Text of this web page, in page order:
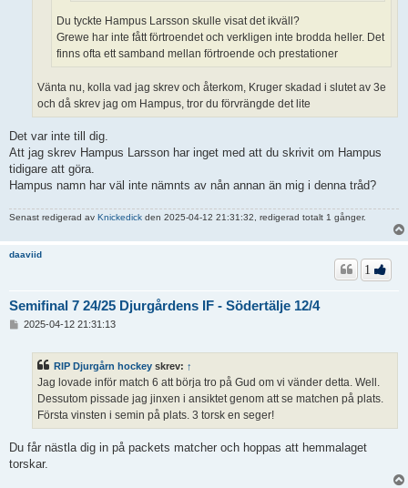
Du tyckte Hampus Larsson skulle visat det ikväll?
Grewe har inte fått förtroendet och verkligen inte brodda heller. Det
finns ofta ett samband mellan förtroende och prestationer
Vänta nu, kolla vad jag skrev och återkom, Kruger skadad i slutet av 3e
och då skrev jag om Hampus, tror du förvrängde det lite
Det var inte till dig.
Att jag skrev Hampus Larsson har inget med att du skrivit om Hampus
tidigare att göra.
Hampus namn har väl inte nämnts av nån annan än mig i denna tråd?
Senast redigerad av Knickedick den 2025-04-12 21:31:32, redigerad totalt 1 gånger.
daaviid
Semifinal 7 24/25 Djurgårdens IF - Södertälje 12/4
1
2025-04-12 21:31:13
RIP Djurgårn hockey skrev: ↑
Jag lovade inför match 6 att börja tro på Gud om vi vänder detta. Well.
Dessutom pissade jag jinxen i ansiktet genom att se matchen på plats.
Första vinsten i semin på plats. 3 torsk en seger!
Du får nästla dig in på packets matcher och hoppas att hemmalaget
torskar.